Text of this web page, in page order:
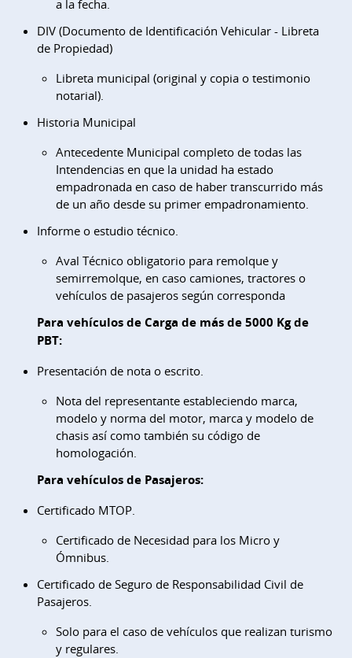
a la fecha.
DIV (Documento de Identificación Vehicular - Libreta
de Propiedad)
Libreta municipal (original y copia o testimonio
notarial).
Historia Municipal
Antecedente Municipal completo de todas las
Intendencias en que la unidad ha estado
empadronada en caso de haber transcurrido más
de un año desde su primer empadronamiento.
Informe o estudio técnico.
Aval Técnico obligatorio para remolque y
semirremolque, en caso camiones, tractores o
vehículos de pasajeros según corresponda
Para vehículos de Carga de más de 5000 Kg de
PBT:
Presentación de nota o escrito.
Nota del representante estableciendo marca,
modelo y norma del motor, marca y modelo de
chasis así como también su código de
homologación.
Para vehículos de Pasajeros:
Certificado MTOP.
Certificado de Necesidad para los Micro y
Ómnibus.
Certificado de Seguro de Responsabilidad Civil de
Pasajeros.
Solo para el caso de vehículos que realizan turismo
y regulares.